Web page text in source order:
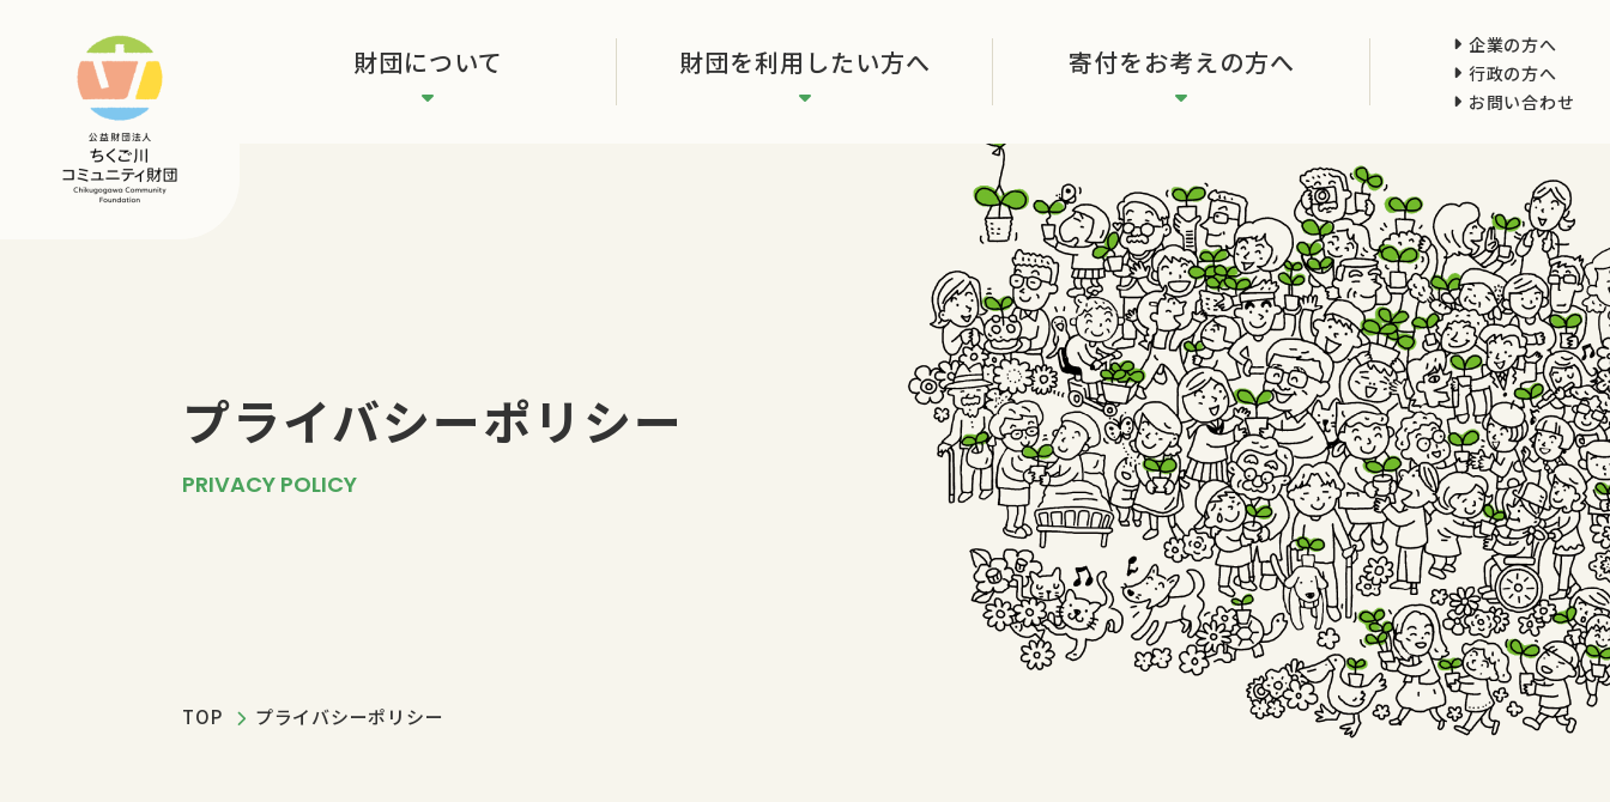
財団について 財団を利用したい方へ 寄付をお考えの方へ
企業の方へ
行政の方へ
お問い合わせ
プライバシーポリシー
PRIVACY POLICY
TOP プライバシーポリシー